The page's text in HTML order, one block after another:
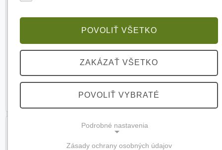
POVOLIŤ VŠETKO
ZAKÁZAŤ VŠETKO
POVOLIŤ VYBRATÉ
Podrobné nastavenia
Zásady ochrany osobných údajov